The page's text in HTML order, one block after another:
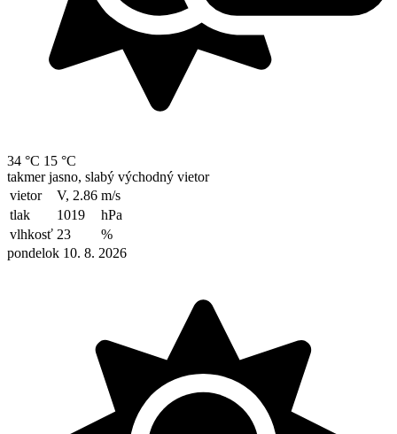
34 °C 15 °C
takmer jasno, slabý východný vietor
vietor
V, 2.86 m/s
tlak
1019
hPa
vlhkosť 23
%
pondelok 10. 8. 2026